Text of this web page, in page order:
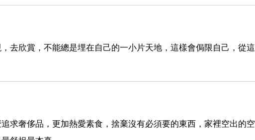
去欣賞，不能總是埋在自己的一小片天地，這樣會侷限自己，從
求奢侈品，更加熱愛素食，捨棄沒有必須要的東西，家裡空出的